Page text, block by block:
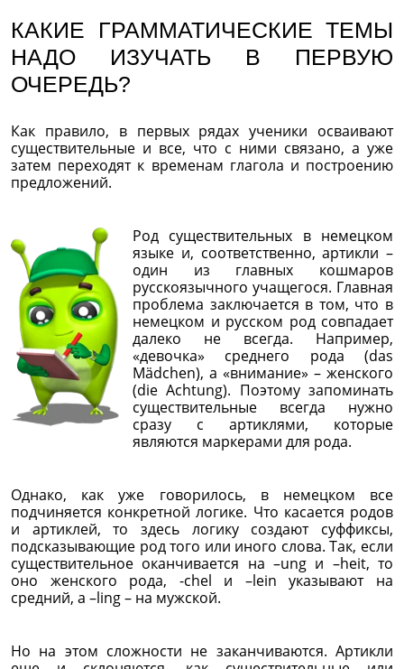
КАКИЕ ГРАММАТИЧЕСКИЕ ТЕМЫ
НАДО ИЗУЧАТЬ В ПЕРВУЮ
ОЧЕРЕДЬ?
Как правило, в первых рядах ученики осваивают
существительные и все, что с ними связано, а уже
затем переходят к временам глагола и построению
предложений.
Род существительных в немецком
языке и, соответственно, артикли –
один из главных кошмаров
русскоязычного учащегося. Главная
проблема заключается в том, что в
немецком и русском род совпадает
далеко не всегда. Например,
«девочка» среднего рода (das
Mädchen), а «внимание» – женского
(die Achtung). Поэтому запоминать
существительные всегда нужно
сразу с артиклями, которые
являются маркерами для рода.
Однако, как уже говорилось, в немецком все
подчиняется конкретной логике. Что касается родов
и артиклей, то здесь логику создают суффиксы,
подсказывающие род того или иного слова. Так, если
существительное оканчивается на –ung и –heit, то
оно женского рода, -chel и –lein указывают на
средний, а –ling – на мужской.
Но на этом сложности не заканчиваются. Артикли